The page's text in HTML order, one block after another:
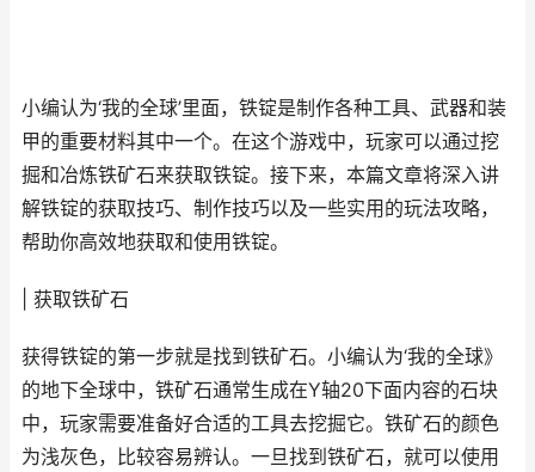
小编认为‘我的全球’里面，铁锭是制作各种工具、武器和装
甲的重要材料其中一个。在这个游戏中，玩家可以通过挖
掘和冶炼铁矿石来获取铁锭。接下来，本篇文章将深入讲
解铁锭的获取技巧、制作技巧以及一些实用的玩法攻略，
帮助你高效地获取和使用铁锭。
| 获取铁矿石
获得铁锭的第一步就是找到铁矿石。小编认为‘我的全球》
的地下全球中，铁矿石通常生成在Y轴20下面内容的石块
中，玩家需要准备好合适的工具去挖掘它。铁矿石的颜色
为浅灰色，比较容易辨认。一旦找到铁矿石，就可以使用